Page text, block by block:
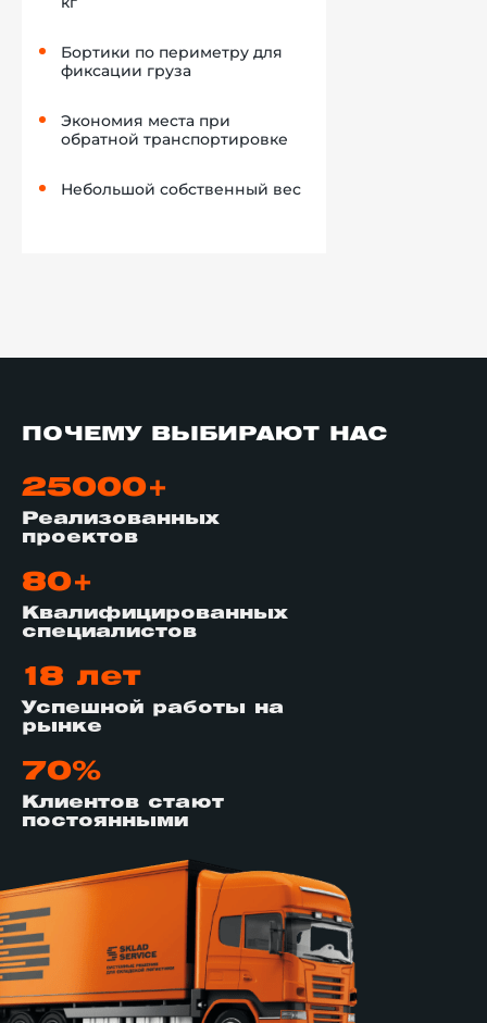
Бортики по периметру для
фиксации груза
Экономия места при
обратной транспортировке
Небольшой собственный вес
ПОЧЕМУ ВЫБИРАЮТ НАС
25000+
Реализованных
проектов
80+
Квалифицированных
специалистов
18 лет
Успешной работы на
рынке
70%
Клиентов стают
постоянными